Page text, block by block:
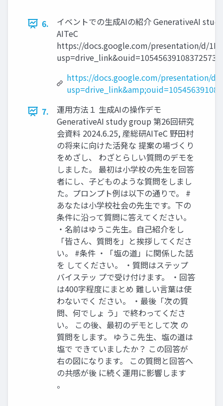
6.
イベントでの生成AIの紹介 GenerativeAI
AITeC
https://docs.google.com/presentation/d/
https://docs.google.com/presentation/d/
7.
運用方法１ 生成AIの操作デモ
GenerativeAI study group 第26回研究
会資料 2024.6.25, 産総研AITeC 野田村
の将来に向けた活発な 提案の場づくり
をめざし、 わざとらしい質問のデモを
しました。 最初は小学校の先生を回答
者にし、子どものような質問をしまし
た。プロンプト例は以下の通りで。 #
あなたは小学校社会の先生です。下の
条件に沿って質問に答えてください。
・名前はゆうこ先生。自己紹介をし
「皆さん、質問を」と挨拶してくださ
い。 #条件 ・「塩の道」に関係した話
を してください。 ・質問はステップ
バイステッ プで受け付けます。 ・回答
は400字程度にまとめ 難しい言葉は使
わないでく ださい。 ・最後「次の質
問、何でしょ う」で終わってくださ
い。 この後、最初のデモとして次 の
質問をします。 ゆうこ先生、塩の道は
塩で できていましたか？ この回答が
右の図になります。 この質問と回答へ
の共感が後 に続く運用に影響します
。